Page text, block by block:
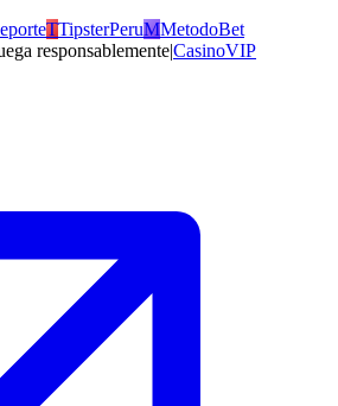
TTipsterPeruMMetodoBet
responsablemente|CasinoVIP